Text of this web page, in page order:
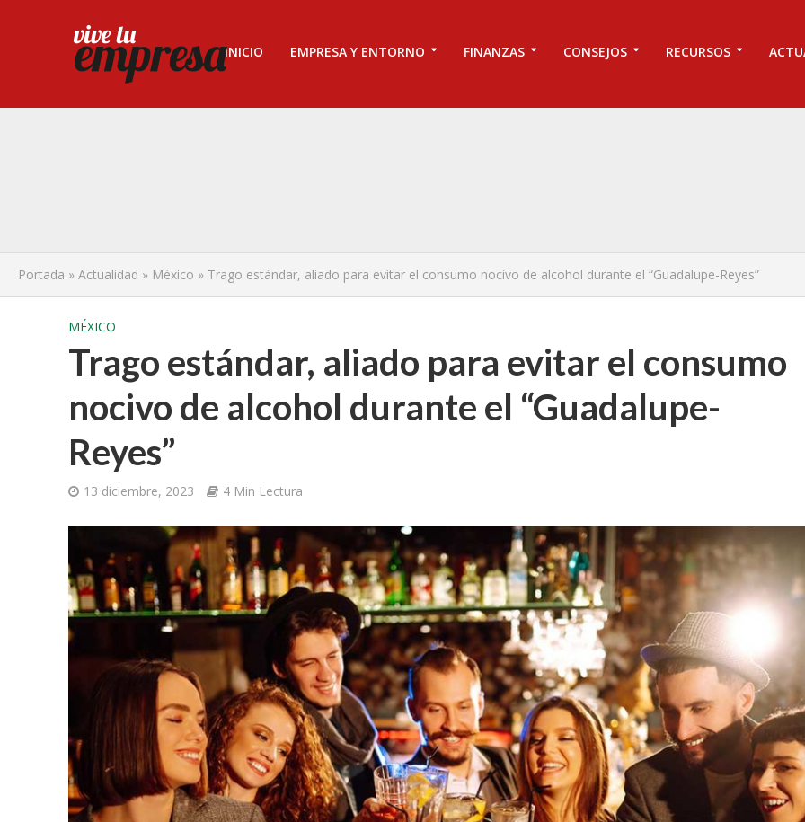
INICIO EMPRESA Y ENTORNO FINANZAS CONSEJOS RECURSOS
Portada » Actualidad » México » Trago estándar, aliado para evitar el consumo nocivo de alcohol durante el “Guadalupe-Reyes”
MÉXICO
Trago estándar, aliado para evitar el consumo
nocivo de alcohol durante el “Guadalupe-
Reyes”
13 diciembre, 2023 4 Min Lectura